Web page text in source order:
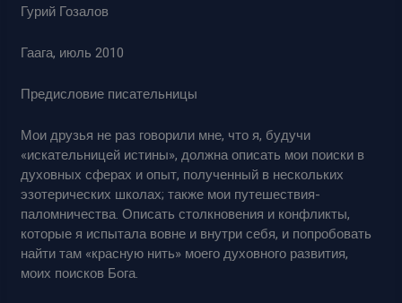
Гурий Гозалов
Гаага, июль 2010
Предисловие писательницы
Мои друзья не раз говорили мне, что я, будучи
«искательницей истины», должна описать мои поиски в
духовных сферах и опыт, полученный в нескольких
эзотерических школах; также мои путешествия-
паломничества. Описать столкновения и конфликты,
которые я испытала вовне и внутри себя, и попробовать
найти там «красную нить» моего духовного развития,
моих поисков Бога.